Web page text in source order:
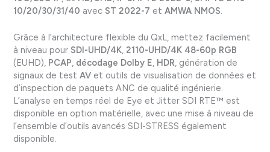
10/20/30/31/40 avec ST 2022-7 etAMWA NMOS
Grâce à l’architecture flexible du QxL, mettez facilement
à niveau pour SDI-UHD/4K,2110-UHD/4K 48-60p RGB
(EUHD), PCAP, décodage Dolby E, HDR, génération de
signaux de testAV et outils de visualisation de données et
d’inspection de paquets ANC de qualité ingénierie.
L’analyse en temps réel de Eye et Jitter SDI RTE™ est
disponible en option matérielle, avec une mise à niveau de
l’ensemble d’outils avancés SDI-STRESS également
disponible.